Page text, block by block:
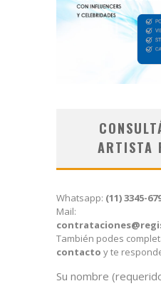
ARTISTA
Whatsapp: (11) 3345-
Mail:
También podes
contacto y te
Su nombre